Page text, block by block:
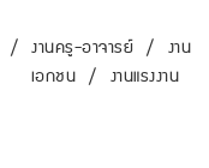
/ งานครู-อาจารย์ / งาน
เอกชน / งานแรงงาน